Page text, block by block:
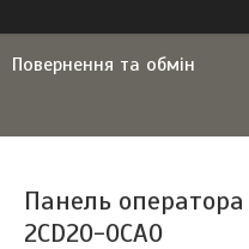
Повернення та обмін
Панель
2CD20-0CA0